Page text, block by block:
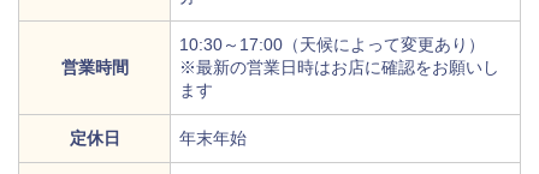
営業時間
10:30～17:00（天候によって変更あり）
※最新の営業日時はお店に確認をお願いし
ます
定休日 年末年始